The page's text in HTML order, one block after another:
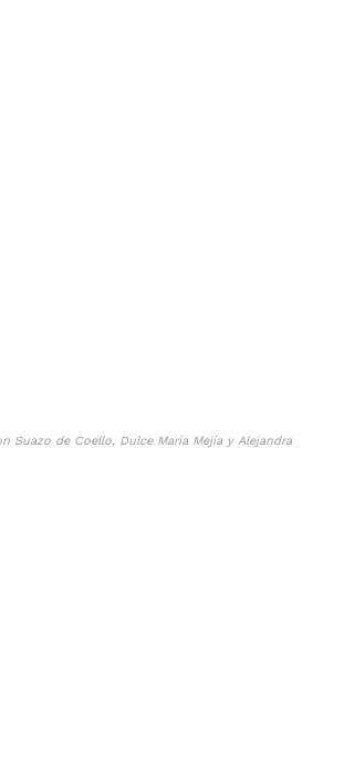
Suazo de Coello, Dulce María Mejía y Alejandra